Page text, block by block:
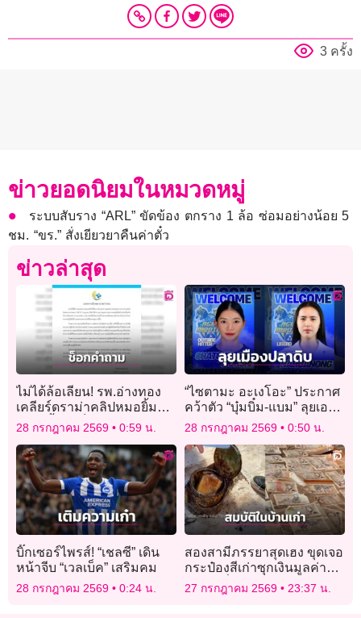
3 ครั้ง
ข่าวยอดนิยมในหมวดหมู่
ระบบสับราง “ARL” ขัดข้อง ตกราง 1 ล้อ ซ่อมอย่างน้อย 5
ชม. “ขร.” สั่งเยียวยาคืนค่าตั๋ว
ข่าวล่าสุด
ไม่ได้ล้อเลียน! รพ.อ่างทอง
เคลียร์ดราม่าคลิปหมอยิ้ม
แถลงย้ำแค่ช็อกคำถามนัก
28 กรกฎาคม 2569 0:59 น.
“ไซตามะ อะเงโอะ” ประกาศ
คว้าตัว “บุ๋มบิ๋ม-แบม” ลุยเอ
สวี.ลีก
28 กรกฎาคม 2569 0:50 น.
บิ๊กเซอร์ไพรส์! “เชลซี” เดิน
หน้าจีบ “เวลเบ็ค” เสริมคม
28 กรกฎาคม 2569 0:24 น.
สองสามีภรรยาสุดเฮง ขุดเจอ
กระป๋องสีเก่าซุกเงินมูลค่า
เฉียดครึ่งแสน
27 กรกฎาคม 2569 23:37 น.